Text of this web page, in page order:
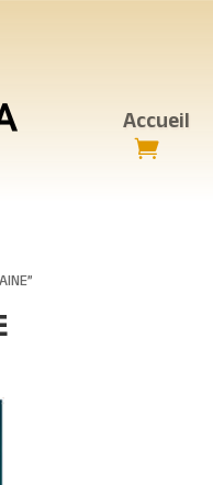
Accueil